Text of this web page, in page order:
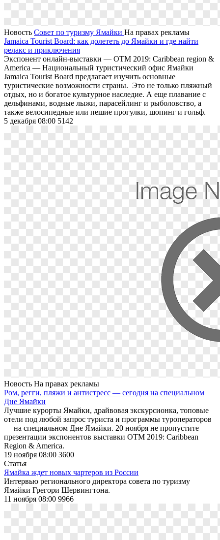
Новость Совет по туризму Ямайки На правах рекламы
Jamaica Tourist Board: как долететь до Ямайки и где найти
релакс и приключения
Экспонент онлайн-выставки — OTM 2019: Caribbean region &
America — Национальный туристический офис Ямайки
Jamaica Tourist Board предлагает изучить основные
туристические возможности страны. Это не только пляжный
отдых, но и богатое культурное наследие. А еще плавание с
дельфинами, водные лыжи, парасейлинг и рыболовство, а
также велосипедные или пешие прогулки, шопинг и гольф.
5 декабря 08:00 5142
Новость На правах рекламы
Ром, регги, пляжи и антистресс — сегодня на специальном
Дне Ямайки
Лучшие курорты Ямайки, драйвовая экскурсионка, топовые
отели под любой запрос туриста и программы туроператоров
— на специальном Дне Ямайки. 20 ноября не пропустите
презентации экспонентов выставки OTM 2019: Caribbean
Region & America.
19 ноября 08:00 3600
Статья
Ямайка ждет новых чартеров из России
Интервью регионального директора совета по туризму
Ямайки Грегори Шервингтона.
11 ноября 08:00 9966